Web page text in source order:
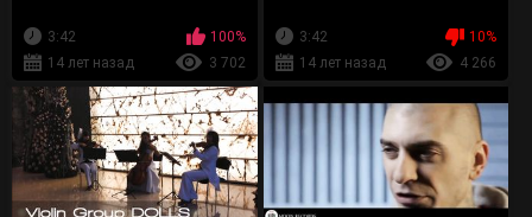
3:42
100%
14 лет назад
3 702
3:42
10%
14 лет назад
4 266